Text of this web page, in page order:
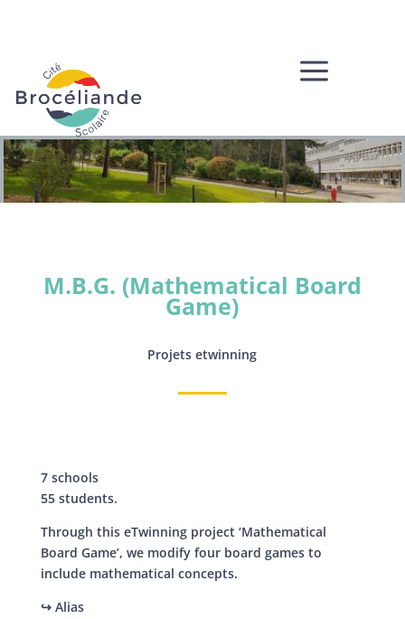
a
M.B.G. (Mathematical Board
Game)
Projets etwinning
7 schools
55 students.
Through this eTwinning project ‘Mathematical
Board Game’, we modify four board games to
include mathematical concepts.
↪ Alias